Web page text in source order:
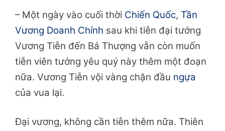
– Một ngày vào cuối thời Chiến Quốc, Tần
Vương Doanh Chính sau khi tiễn đại tướng
Vương Tiễn đến Bá Thượng vẫn còn muốn
tiễn viên tướng yêu quý này thêm một đoạn
nữa. Vương Tiễn vội vàng chặn đầu ngựa
của vua lại.
Đại vương, không cần tiễn thêm nữa. Thiên